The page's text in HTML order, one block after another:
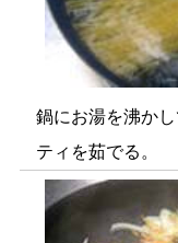
鍋にお湯を沸か
ティを茹でる。